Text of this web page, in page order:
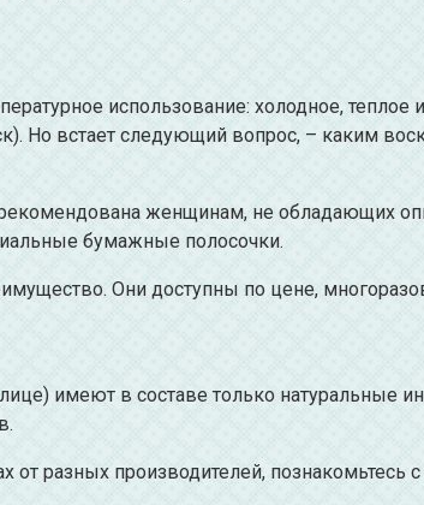
использование: холодное,
Но встает следующий вопрос, – каким
женщинам, не обладающих
бумажные полосочки.
Они доступны по цене,
имеют в составе только натуральные
разных производителей, познакомьтесь